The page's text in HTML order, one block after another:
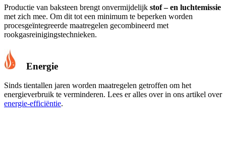
Productie van baksteen brengt onvermijdelijk stof – en luchtemissie
met zich mee. Om dit tot een minimum te beperken worden
procesgeïntegreerde maatregelen gecombineerd met
rookgasreinigingstechnieken.
Energie
Sinds tientallen jaren worden maatregelen getroffen om het
energieverbruik te verminderen. Lees er alles over in ons artikel over
energie-efficiëntie.